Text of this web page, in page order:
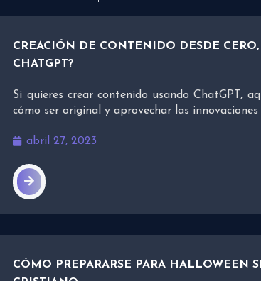
CREACIÓN DE CONTENIDO DESDE
CHATGPT?
Si quieres crear contenido usando ChatGPT,
cómo ser original y aprovechar las innovaciones
abril 27, 2023
CÓMO PREPARARSE PARA HALLOWEEN